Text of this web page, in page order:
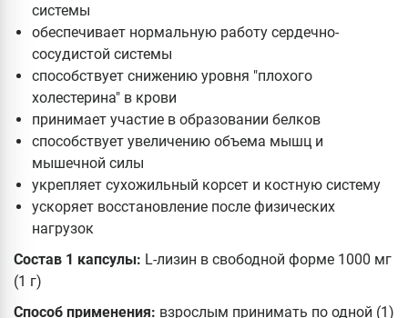
системы
обеспечивает нормальную работу сердечно-
сосудистой системы
способствует снижению уровня "плохого
холестерина" в крови
принимает участие в образовании белков
способствует увеличению объема мышц и
мышечной силы
укрепляет сухожильный корсет и костную систему
ускоряет восстановление после физических
нагрузок
Состав 1 капсулы: L-лизин в свободной форме 1000 мг
(1 г)
Способ применения: взрослым принимать по одной (1)